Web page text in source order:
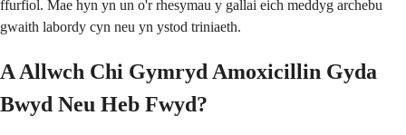
ffurfiol. Mae hyn yn un o'r rhesymau y gallai eich meddyg archebu
gwaith labordy cyn neu yn ystod triniaeth.
A Allwch Chi Gymryd Amoxicillin Gyda
Bwyd Neu Heb Fwyd?